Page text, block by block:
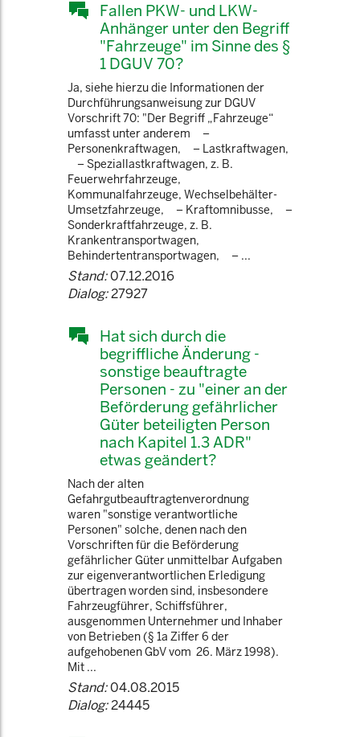
Fallen PKW- und LKW-
Anhänger unter den Begriff
"Fahrzeuge" im Sinne des §
1 DGUV 70?
Ja, siehe hierzu die Informationen der
Durchführungsanweisung zur DGUV
Vorschrift 70: "Der Begriff „Fahrzeuge“
umfasst unter anderem –
Personenkraftwagen, – Lastkraftwagen,
– Speziallastkraftwagen, z. B.
Feuerwehrfahrzeuge,
Kommunalfahrzeuge, Wechselbehälter-
Umsetzfahrzeuge, – Kraftomnibusse, –
Sonderkraftfahrzeuge, z. B.
Krankentransportwagen,
Behindertentransportwagen, – ...
Stand:07.12.2016
Dialog:27927
Hat sich durch die
begriffliche Änderung -
sonstige beauftragte
Personen - zu "einer an der
Beförderung gefährlicher
Güter beteiligten Person
nach Kapitel 1.3 ADR"
etwas geändert?
Nach der alten
Gefahrgutbeauftragtenverordnung
waren "sonstige verantwortliche
Personen" solche, denen nach den
Vorschriften für die Beförderung
gefährlicher Güter unmittelbar Aufgaben
zur eigenverantwortlichen Erledigung
übertragen worden sind, insbesondere
Fahrzeugführer, Schiffsführer,
ausgenommen Unternehmer und Inhaber
von Betrieben (§ 1a Ziffer 6 der
aufgehobenen GbV vom 26. März 1998).
Mit ...
Stand:04.08.2015
Dialog:24445